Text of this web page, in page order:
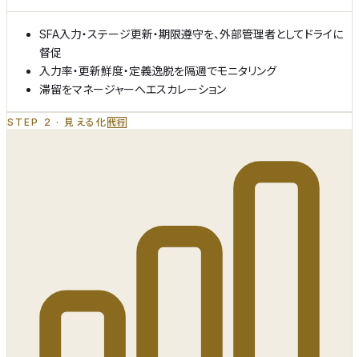
SFA入力・ステージ更新・期限遵守を、外部管理者としてドライに
督促
入力率・更新鮮度・定義逸脱を隔週でモニタリング
滞留をマネージャーへエスカレーション
STEP 2 · 見える化 代行